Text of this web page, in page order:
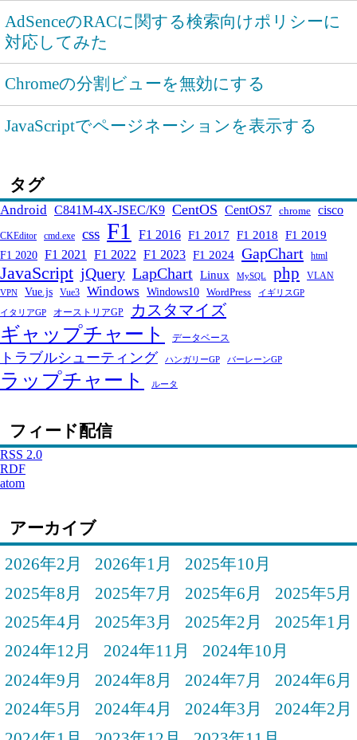
AdSenceのRACに関する検索向けポリシーに
対応してみた
Chromeの分割ビューを無効にする
JavaScriptでページネーションを表示する
タグ
Android C841M-4X-JSEC/K9 CentOS CentOS7 chrome cisco
CKEditor cmd.exe css F1 F1 2016 F1 2017 F1 2018 F1 2019
F1 2020 F1 2021 F1 2022 F1 2023 F1 2024 GapChart html
JavaScript jQuery LapChart Linux MySQL php VLAN
VPN Vue.js Vue3 Windows Windows10 WordPress イギリスGP
イタリアGP オーストリアGP カスタマイズ
ギャップチャート データベース
トラブルシューティング ハンガリーGP バーレーンGP
ラップチャート ルータ
フィード配信
RSS 2.0
RDF
atom
アーカイブ
2026年2月
2026年1月
2025年10月
2025年8月
2025年7月 2025年6月
2025年5月
2025年4月
2025年3月 2025年2月
2025年1月
2024年12月
2024年11月
2024年10月
2024年9月
2024年8月 2024年7月
2024年6月
2024年5月
2024年4月 2024年3月
2024年2月